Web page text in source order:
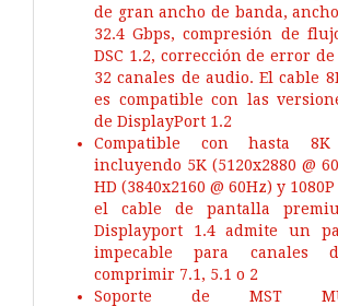
de gran ancho de banda,
32.4 Gbps, compresión de
DSC 1.2, corrección de error de
32 canales de audio. El cable
es compatible con las
de DisplayPort 1.2
Compatible con hasta 8K
incluyendo 5K (5120x2880 @
HD (3840x2160 @ 60Hz) y
el cable de pantalla
Displayport 1.4 admite un
impecable para canales
comprimir 7.1, 5.1 o 2
Soporte de MST